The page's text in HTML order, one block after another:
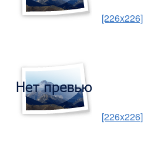
[226x226]
[226x226]